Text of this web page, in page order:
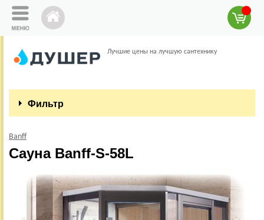
Лучшие цены на лучшую сантехнику
Фильтр
Banff
Сауна Banff-S-58L